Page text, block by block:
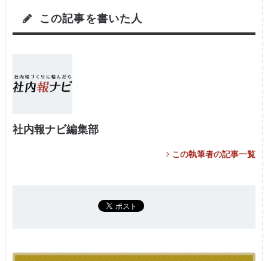
この記事を書いた人
社内報ナビ編集部
この執筆者の記事一覧